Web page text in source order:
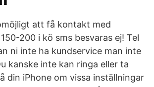
att få kontakt med
200 i kö sms besvaras ej! Tel
ni inte ha kundservice man inte
kanske inte kan ringa eller ta
din iPhone om vissa inställningar